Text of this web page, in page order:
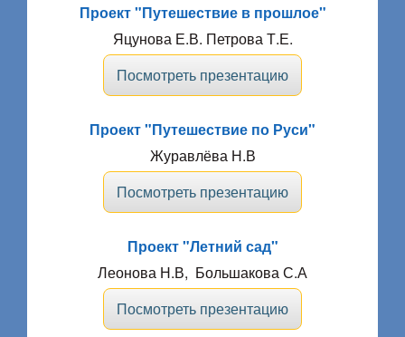
Проект "Путешествие в прошлое"
Яцунова Е.В. Петрова Т.Е.
Посмотреть презентацию
Проект "Путешествие по Руси"
Журавлёва Н.В
Посмотреть презентацию
Проект "Летний сад"
Леонова Н.В, Большакова С.А
Посмотреть презентацию